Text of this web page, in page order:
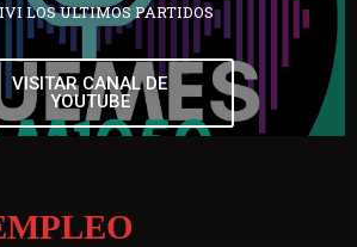
LOS ULTIMOS PARTIDOS
VISITAR CANAL DE
YOUTUBE